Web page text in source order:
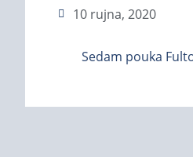
10 rujna, 2020
Sedam pouka